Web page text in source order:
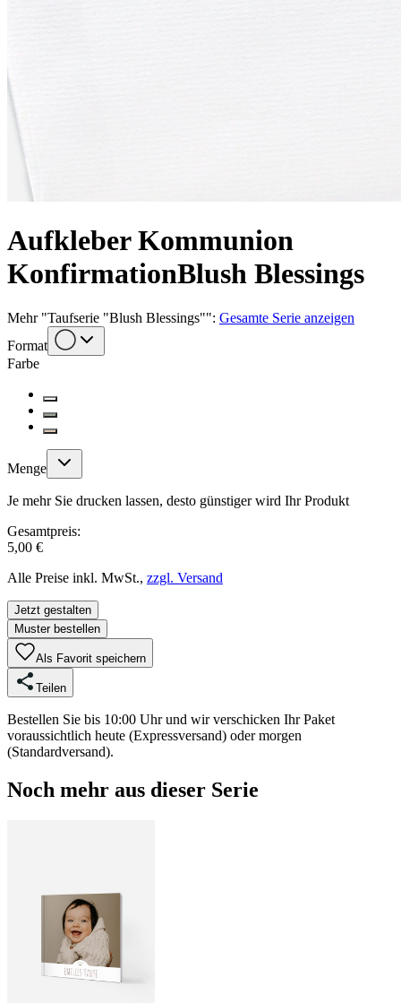
Aufkleber Kommunion
KonfirmationBlush Blessings
Mehr"Taufserie "Blush Blessings"": Gesamte Serie anzeigen
Format
Farbe
Menge
Je mehr Sie drucken lassen, desto günstiger wird Ihr Produkt
Gesamtpreis:
5,00 €
Alle Preise inkl. MwSt., zzgl. Versand
Jetzt gestalten
Muster bestellen
Als Favorit speichern
Teilen
Bestellen Sie bis 10:00 Uhr und wir verschicken Ihr Paket
voraussichtlich heute (Expressversand) oder morgen
(Standardversand).
Noch mehr aus dieser Serie